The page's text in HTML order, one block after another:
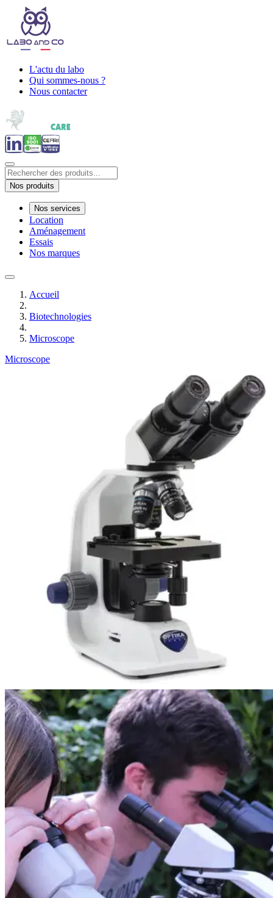
L'actu du labo
Qui sommes-nous ?
Nous contacter
Nos produits
Nos services
Location
Aménagement
Essais
Nos marques
Accueil
Biotechnologies
Microscope
Microscope